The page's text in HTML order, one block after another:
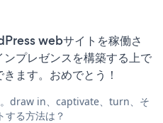
webサイトを稼働さ
プレゼンスを構築する上で
ます。おめでとう！
draw in、captivate、turn、そ
する方法は？